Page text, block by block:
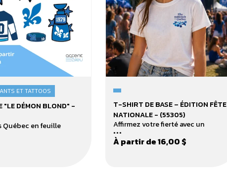
ET TATTOOS
"LE DÉMON BLOND" -
Québec en feuille
T-
shirt
de
base
–
T-SHIRT DE BASE – ÉDITION FÊTE
NATIONALE - (55305)
Affirmez votre fierté avec un
...
À partir de 16,00 $